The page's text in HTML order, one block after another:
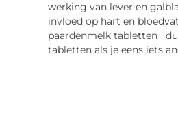
werking van lever en
invloed op hart en
paardenmelk tabletten
tabletten als je eens iets